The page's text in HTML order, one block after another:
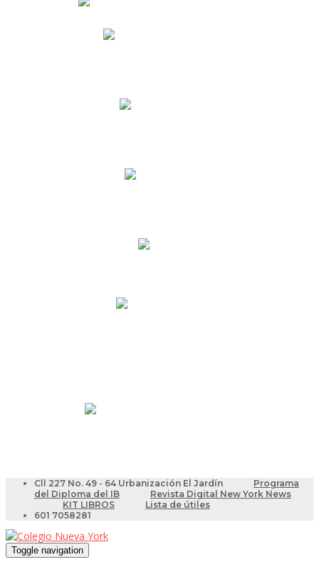
Cll 227 No. 49 - 64 Urbanización El Jardín
Programa
del Diploma del IB
Revista Digital New York News
KIT LIBROS
Lista de útiles
601 7058281
Toggle navigation